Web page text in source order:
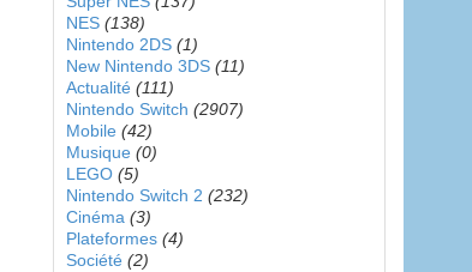
NES (138)
Nintendo 2DS (1)
New Nintendo 3DS (11)
Actualité (111)
Nintendo Switch (2907)
Mobile (42)
Musique (0)
LEGO (5)
Nintendo Switch 2 (232)
Cinéma (3)
Plateformes (4)
Société (2)